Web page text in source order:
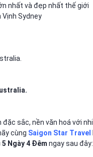
nhất và đẹp nhất thế giới
Sydney
sắc, nền văn hoá với
cùng Saigon Star Travel
Ngày 4 Đêm ngay sau đây: